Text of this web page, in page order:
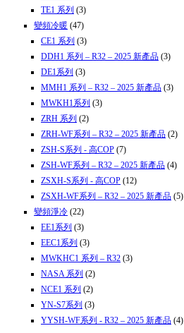
TE1 系列 (3)
變頻冷暖 (47)
CE1 系列 (3)
DDH1 系列 – R32 – 2025 新產品 (3)
DE1系列 (3)
MMH1 系列 – R32 – 2025 新產品 (3)
MWKH1系列 (3)
ZRH 系列 (2)
ZRH-WF系列 – R32 – 2025 新產品 (2)
ZSH-S系列 - 高COP (7)
ZSH-WF系列 – R32 – 2025 新產品 (4)
ZSXH-S系列 - 高COP (12)
ZSXH-WF系列 – R32 – 2025 新產品 (5)
變頻淨冷 (22)
EE1系列 (3)
EEC1系列 (3)
MWKHC1 系列 – R32 (3)
NASA 系列 (2)
NCE1 系列 (2)
YN-S7系列 (3)
YYSH-WF系列 - R32 – 2025 新產品 (4)